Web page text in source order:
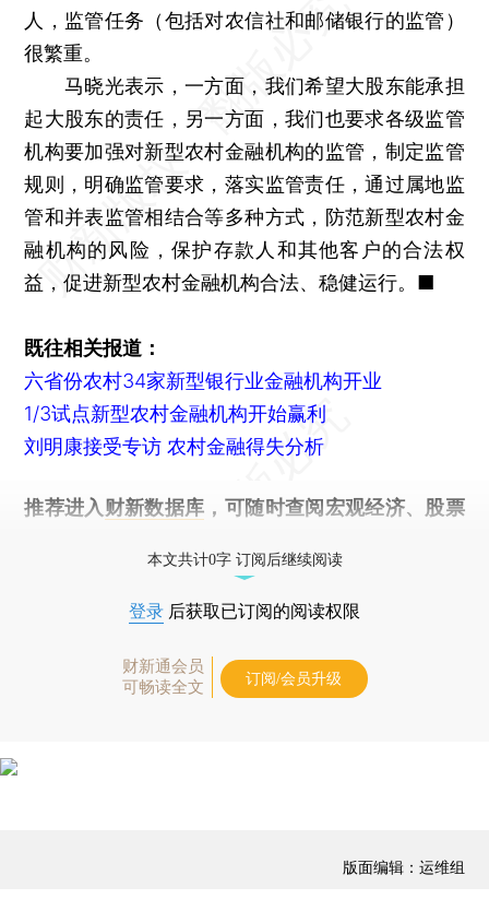
人，监管任务（包括对农信社和邮储银行的监管）
很繁重。
马晓光表示，一方面，我们希望大股东能承担
起大股东的责任，另一方面，我们也要求各级监管
机构要加强对新型农村金融机构的监管，制定监管
规则，明确监管要求，落实监管责任，通过属地监
管和并表监管相结合等多种方式，防范新型农村金
融机构的风险，保护存款人和其他客户的合法权
益，促进新型农村金融机构合法、稳健运行。■
既往相关报道：
六省份农村34家新型银行业金融机构开业
1/3试点新型农村金融机构开始赢利
刘明康接受专访 农村金融得失分析
推荐进入 财新数据库 ，可随时查阅宏观经济、股票
本文共计0字 订阅后继续阅读
登录 后获取已订阅的阅读权限
财新通会员
可畅读全文
订阅/会员升级
版面编辑：运维组